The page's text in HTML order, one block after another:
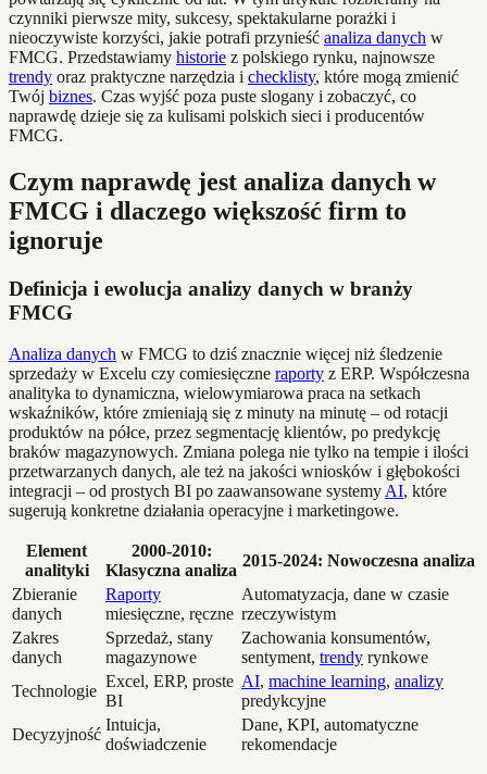
czynniki pierwsze mity, sukcesy, spektakularne porażki i
nieoczywiste korzyści, jakie potrafi przynieść analiza danych w
FMCG. Przedstawiamy historie z polskiego rynku, najnowsze
trendy oraz praktyczne narzędzia i checklisty, które mogą zmienić
Twój biznes. Czas wyjść poza puste slogany i zobaczyć, co
naprawdę dzieje się za kulisami polskich sieci i producentów
FMCG.
Czym naprawdę jest analiza danych w
FMCG i dlaczego większość firm to
ignoruje
Definicja i ewolucja analizy danych w branży
FMCG
Analiza danych w FMCG to dziś znacznie więcej niż śledzenie
sprzedaży w Excelu czy comiesięczne raporty z ERP. Współczesna
analityka to dynamiczna, wielowymiarowa praca na setkach
wskaźników, które zmieniają się z minuty na minutę – od rotacji
produktów na półce, przez segmentację klientów, po predykcję
braków magazynowych. Zmiana polega nie tylko na tempie i ilości
przetwarzanych danych, ale też na jakości wniosków i głębokości
integracji – od prostych BI po zaawansowane systemy AI, które
sugerują konkretne działania operacyjne i marketingowe.
Element
analityki
2000-2010:
Klasyczna analiza
2015-2024: Nowoczesna analiza
Zbieranie
danych
Raporty
miesięczne, ręczne
Automatyzacja, dane w czasie
rzeczywistym
Zakres
danych
Sprzedaż, stany
magazynowe
Zachowania konsumentów,
sentyment, trendy rynkowe
Technologie
Excel, ERP, proste
BI
AI, machine learning, analizy
predykcyjne
Decyzyjność
Intuicja,
doświadczenie
Dane, KPI, automatyczne
rekomendacje